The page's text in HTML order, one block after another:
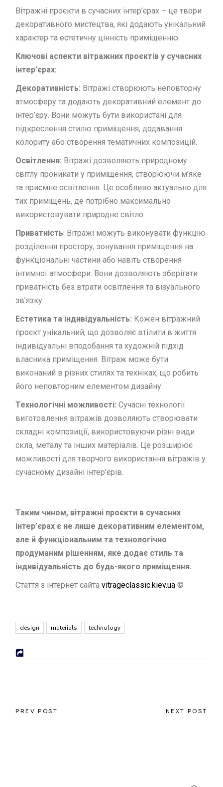
Вітражні проєкти в сучасних інтер’єрах – це твори
декоративного мистецтва, які додають унікальний
характер та естетичну цінність приміщенню.
Ключові аспекти вітражних проєктів у сучасних
інтер’єрах:
Декоративність: Вітражі створюють неповторну
атмосферу та додають декоративний елемент до
інтер’єру. Вони можуть бути використані для
підкреслення стилю приміщення, додавання
колориту або створення тематичних композицій.
Освітлення: Вітражі дозволяють природному
світлу проникати у приміщення, створюючи м’яке
та приємне освітлення. Це особливо актуально для
тих приміщень, де потрібно максимально
використовувати природне світло.
Приватність: Вітражі можуть виконувати функцію
розділення простору, зонування приміщення на
функціональні частини або навіть створення
інтимної атмосфери. Вони дозволяють зберігати
приватність без втрати освітлення та візуального
зв’язку.
Естетика та індивідуальність: Кожен вітражний
проєкт унікальний, що дозволяє втілити в життя
індивідуальні вподобання та художній підхід
власника приміщення. Вітраж може бути
виконаний в різних стилях та техніках, що робить
його неповторним елементом дизайну.
Технологічні можливості: Сучасні технології
виготовлення вітражів дозволяють створювати
складні композиції, використовуючи різні види
скла, металу та інших матеріалів. Це розширює
можливості для творчого використання вітражів у
сучасному дизайні інтер’єрів.
Таким чином, вітражні проєкти в сучасних
інтер’єрах є не лише декоративним елементом,
але й функціональним та технологічно
продуманим рішенням, яке додає стиль та
індивідуальність до будь-якого приміщення.
Стаття з інтернет сайтаvitrageclassic.kiev.ua ©️
design materials technology
PREV POST NEXT POST